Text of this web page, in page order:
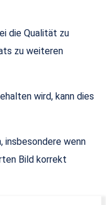
die Qualität zu
zu weiteren
wird, kann dies
insbesondere wenn
Bild korrekt